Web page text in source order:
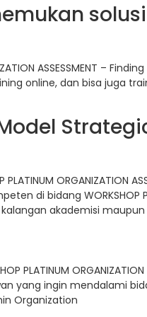
ASSESSMENT –
online, dan bisa juga
Model
ORGANIZATION
di bidang WORKSHOP
akademisi maupun
PLATINUM ORGANIZATION
ingin mendalami
Organization